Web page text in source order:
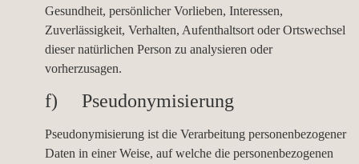
Gesundheit, persönlicher Vorlieben, Interessen,
Zuverlässigkeit, Verhalten, Aufenthaltsort oder Ortswechsel
dieser natürlichen Person zu analysieren oder
vorherzusagen.
f) Pseudonymisierung
Pseudonymisierung ist die Verarbeitung personenbezogener
Daten in einer Weise, auf welche die personenbezogenen